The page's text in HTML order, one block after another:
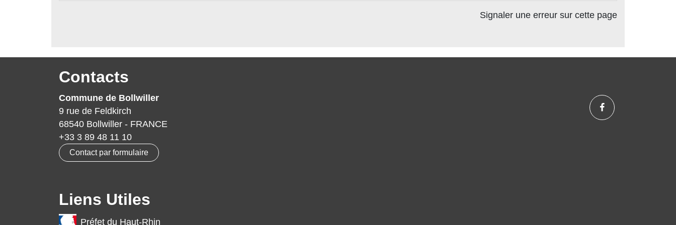
Signaler une erreur sur cette page
Contacts
Commune de Bollwiller
9 rue de Feldkirch
68540 Bollwiller - FRANCE
+33 3 89 48 11 10
Contact par formulaire
Liens Utiles
Préfet du Haut-Rhin